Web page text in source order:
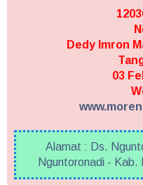
Dedy Imron
03
Alamat : Ds.
Nguntoronadi - Kab.